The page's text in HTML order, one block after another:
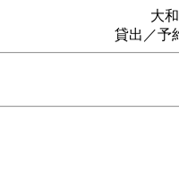
大
貸出／予